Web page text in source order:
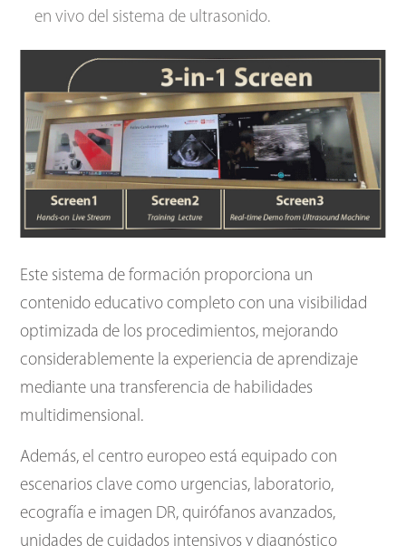
en vivo del sistema de ultrasonido.
Este sistema de formación proporciona un
contenido educativo completo con una visibilidad
optimizada de los procedimientos, mejorando
considerablemente la experiencia de aprendizaje
mediante una transferencia de habilidades
multidimensional.
Además, el centro europeo está equipado con
escenarios clave como urgencias, laboratorio,
ecografía e imagen DR, quirófanos avanzados,
unidades de cuidados intensivos y diagnóstico